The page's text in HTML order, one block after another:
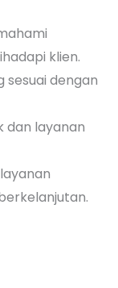
klien.
sesuai dengan
dan layanan